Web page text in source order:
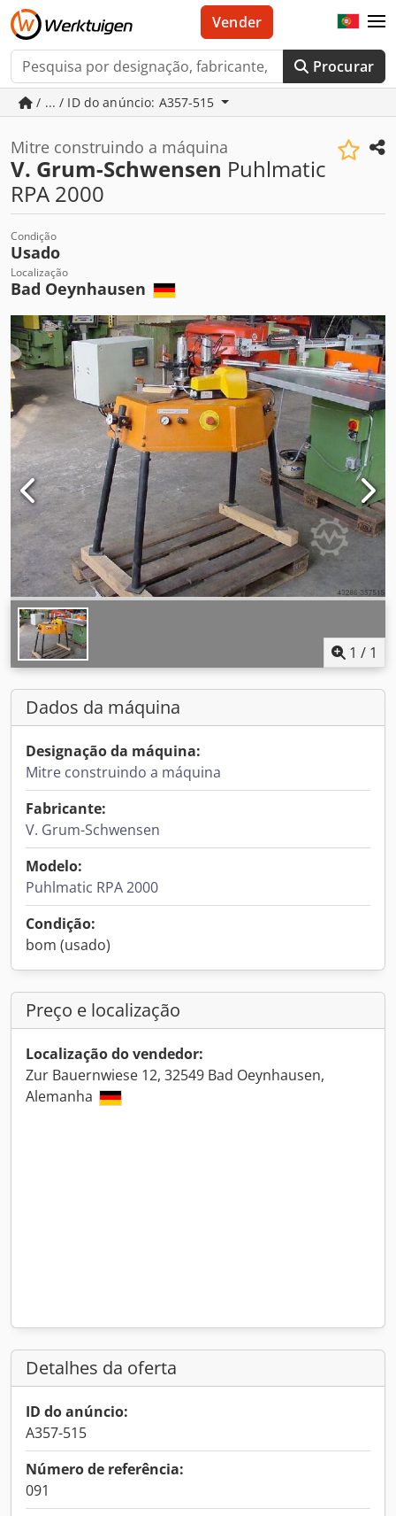
Procurar
Vender
/ ... / ID do anúncio: A357-515
Mitre construindo a máquina
V. Grum-Schwensen Puhlmatic
RPA 2000
Condição
Usado
Localização
Bad Oeynhausen
1 / 1
Dados da máquina
Designação da máquina:
Mitre construindo a máquina
Fabricante:
V. Grum-Schwensen
Modelo:
Puhlmatic RPA 2000
Condição:
bom (usado)
Preço e localização
Localização do vendedor:
Zur Bauernwiese 12, 32549 Bad Oeynhausen,
Alemanha
Detalhes da oferta
ID do anúncio:
A357-515
Número de referência:
091